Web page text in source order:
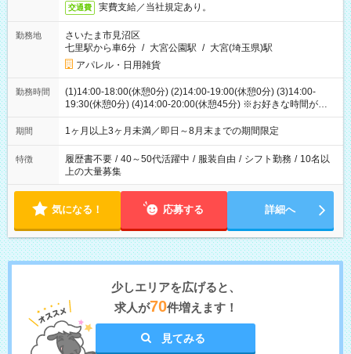
交通費 実費支給／当社規定あり。
勤務地
さいたま市見沼区
七里駅から車6分 / 大宮公園駅 / 大宮(埼玉県)駅
アパレル・日用雑貨
勤務時間
(1)14:00-18:00(休憩0分) (2)14:00-19:00(休憩0分) (3)14:00-
19:30(休憩0分) (4)14:00-20:00(休憩45分) ※お好きな時間が選べ
ます
期間 1ヶ月以上3ヶ月未満／即日～8月末までの期間限定
特徴 履歴書不要 / 40～50代活躍中 / 服装自由 / シフト勤務 / 10名以
上の大量募集
気になる！ 応募する 詳細へ
少しエリアを広げると、
求人が70件増えます！
見てみる